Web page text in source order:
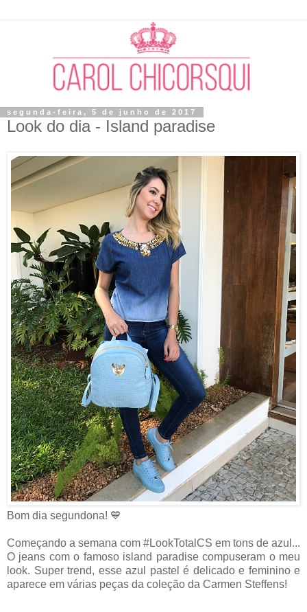
segunda-feira, 5 de junho de 2017
Look do dia - Island paradise
Bom dia segundona! 💙
Começando a semana com #LookTotalCS em tons de azul...
O jeans com o famoso island paradise compuseram o meu
look. Super trend, esse azul pastel é delicado e feminino e
aparece em várias peças da coleção da Carmen Steffens!